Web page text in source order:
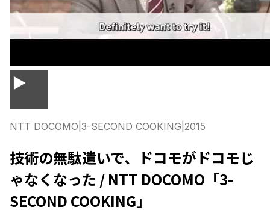
▶
NTT DOCOMO 3-SECOND COOKING 2015
技術の無駄遣いで、ドコモがドコモじ
ゃなくなった / NTT DOCOMO「3-
SECOND COOKING」